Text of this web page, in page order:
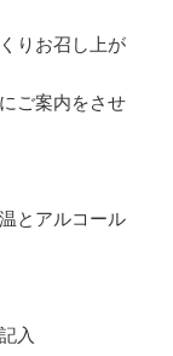
りお召し上が
ご案内をさせ
とアルコール
入